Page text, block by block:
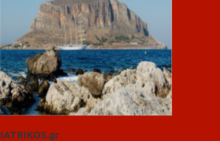
IATRIKOS.gr